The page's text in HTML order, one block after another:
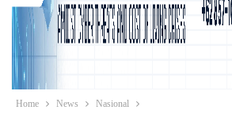
Home News Nasional